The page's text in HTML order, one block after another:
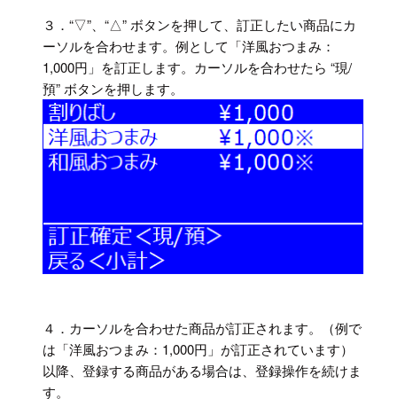
３．“▽”、“△” ボタンを押して、訂正したい商品にカ
ーソルを合わせます。例として「洋風おつまみ：
1,000円」を訂正します。カーソルを合わせたら “現/
預” ボタンを押します。
４．カーソルを合わせた商品が訂正されます。（例で
は「洋風おつまみ：1,000円」が訂正されています）
以降、登録する商品がある場合は、登録操作を続けま
す。